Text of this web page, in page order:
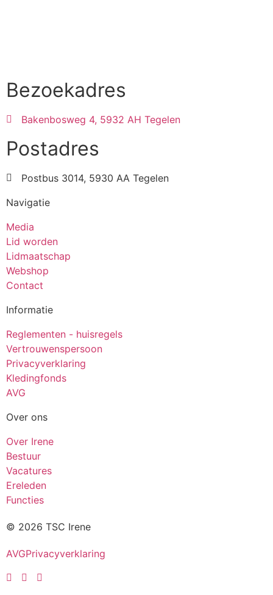
Bezoekadres
Bakenbosweg 4, 5932 AH Tegelen
Postadres
Postbus 3014, 5930 AA Tegelen
Navigatie
Media
Lid worden
Lidmaatschap
Webshop
Contact
Informatie
Reglementen - huisregels
Vertrouwenspersoon
Privacyverklaring
Kledingfonds
AVG
Over ons
Over Irene
Bestuur
Vacatures
Ereleden
Functies
© 2026 TSC Irene
AVGPrivacyverklaring